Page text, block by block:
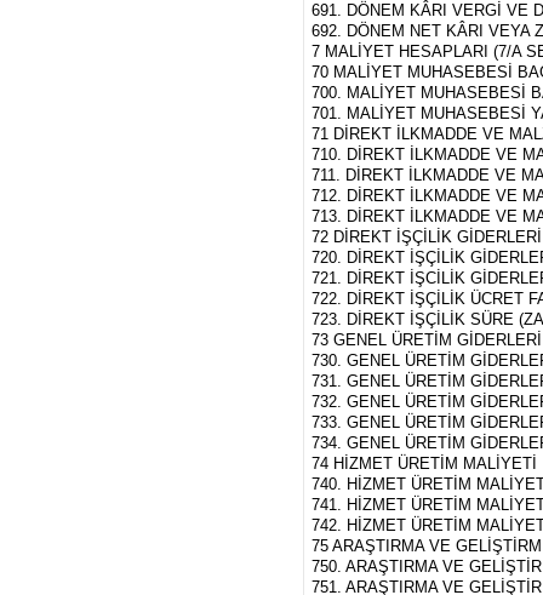
691. DÖNEM KÂRI VERGİ VE
692. DÖNEM NET KÂRI VEYA
7 MALİYET HESAPLARI (7/A
70 MALİYET MUHASEBESİ
700. MALİYET MUHASEBESİ
701. MALİYET MUHASEBESİ
71 DİREKT İLKMADDE VE
710. DİREKT İLKMADDE VE
711. DİREKT İLKMADDE VE
712. DİREKT İLKMADDE VE
713. DİREKT İLKMADDE VE
72 DİREKT İŞÇİLİK GİDERLERİ
720. DİREKT İŞÇİLİK
721. DİREKT İŞCİLİK
722. DİREKT İŞÇİLİK ÜCRET
723. DİREKT İŞÇİLİK SÜRE
73 GENEL ÜRETİM GİDERLERİ
730. GENEL ÜRETİM
731. GENEL ÜRETİM
732. GENEL ÜRETİM
733. GENEL ÜRETİM
734. GENEL ÜRETİM
74 HİZMET ÜRETİM MALİYETİ
740. HİZMET ÜRETİM
741. HİZMET ÜRETİM
742. HİZMET ÜRETİM
75 ARAŞTIRMA VE
750. ARAŞTIRMA VE
751. ARAŞTIRMA VE